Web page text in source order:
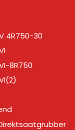
4R750-30
8R750